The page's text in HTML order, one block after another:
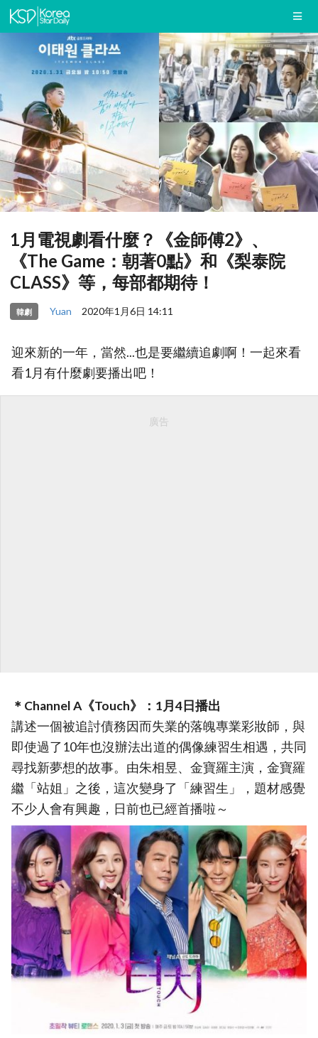
1月電視劇看什麼？《金師傅2》、
《The Game：朝著0點》和《梨泰院
CLASS》等，每部都期待！
韓劇 Yuan 2020年1月6日 14:11
迎來新的一年，當然...也是要繼續追劇啊！一起來看
看1月有什麼劇要播出吧！
廣告
＊Channel A《Touch》：1月4日播出
講述一個被追討債務因而失業的落魄專業彩妝師，與
即使過了10年也沒辦法出道的偶像練習生相遇，共同
尋找新夢想的故事。由朱相昱、金寶羅主演，金寶羅
繼「站姐」之後，這次變身了「練習生」，題材感覺
不少人會有興趣，日前也已經首播啦～